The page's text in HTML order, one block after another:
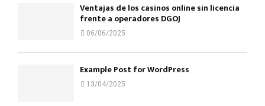
Ventajas de los casinos online sin licencia
frente a operadores DGOJ
06/06/2025
Example Post for WordPress
13/04/2025